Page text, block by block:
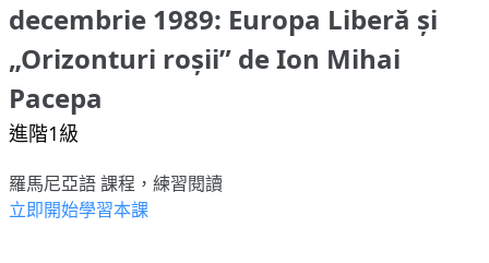
decembrie 1989: Europa Liberă și
„Orizonturi roșii” de Ion Mihai
Pacepa
進階1級
羅馬尼亞語 課程，練習閱讀
立即開始學習本課